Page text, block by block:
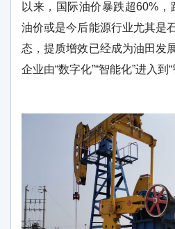
以来，国际油价暴跌超60%
油价或是今后能源行业尤其是
态，提质增效已经成为油田发
企业由“数字化”“智能化”进入到